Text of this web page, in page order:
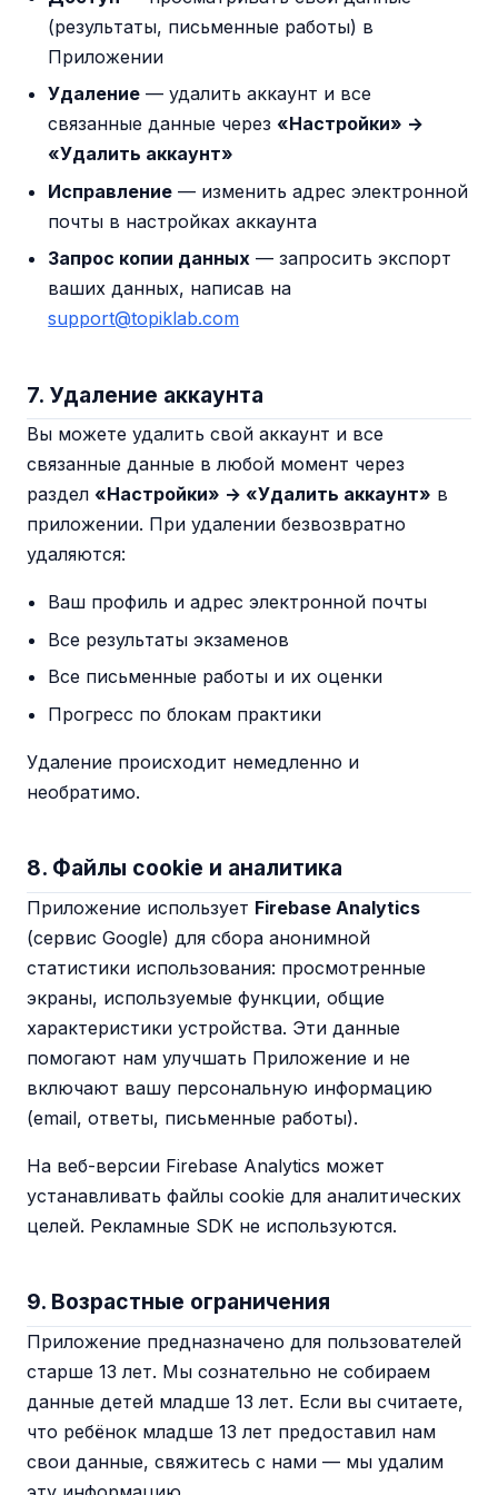
(результаты, письменные работы) в
Приложении
Удаление — удалить аккаунт и все
связанные данные через «Настройки» →
«Удалить аккаунт»
Исправление — изменить адрес электронной
почты в настройках аккаунта
Запрос копии данных — запросить экспорт
ваших данных, написав на
support@topiklab.com
7. Удаление аккаунта
Вы можете удалить свой аккаунт и все
связанные данные в любой момент через
раздел «Настройки» → «Удалить аккаунт» в
приложении. При удалении безвозвратно
удаляются:
Ваш профиль и адрес электронной почты
Все результаты экзаменов
Все письменные работы и их оценки
Прогресс по блокам практики
Удаление происходит немедленно и
необратимо.
8. Файлы cookie и аналитика
Приложение использует Firebase Analytics
(сервис Google) для сбора анонимной
статистики использования: просмотренные
экраны, используемые функции, общие
характеристики устройства. Эти данные
помогают нам улучшать Приложение и не
включают вашу персональную информацию
(email, ответы, письменные работы).
На веб-версии Firebase Analytics может
устанавливать файлы cookie для аналитических
целей. Рекламные SDK не используются.
9. Возрастные ограничения
Приложение предназначено для пользователей
старше 13 лет. Мы сознательно не собираем
данные детей младше 13 лет. Если вы считаете,
что ребёнок младше 13 лет предоставил нам
свои данные, свяжитесь с нами — мы удалим